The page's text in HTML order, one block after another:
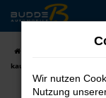
Zum
Hauptinhalt
springen
kaufen, leasen, finanzieren
Wir nutzen
Nutzung